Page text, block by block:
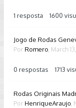
1 resposta 1600
Jogo de Rodas
Por Romero March
0 respostas 1713
Rodas Originais
Por HenriqueAraujo